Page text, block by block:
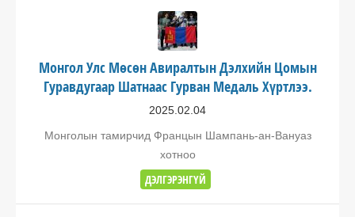
Монгол Улс Мөсөн Авиралтын Дэлхийн Цомын
Гуравдугаар Шатнаас Гурван Медаль Хүртлээ.
2025.02.04
Монголын тамирчид Францын Шампань-ан-Вануаз
хотноо
ДЭЛГЭРЭНГҮЙ